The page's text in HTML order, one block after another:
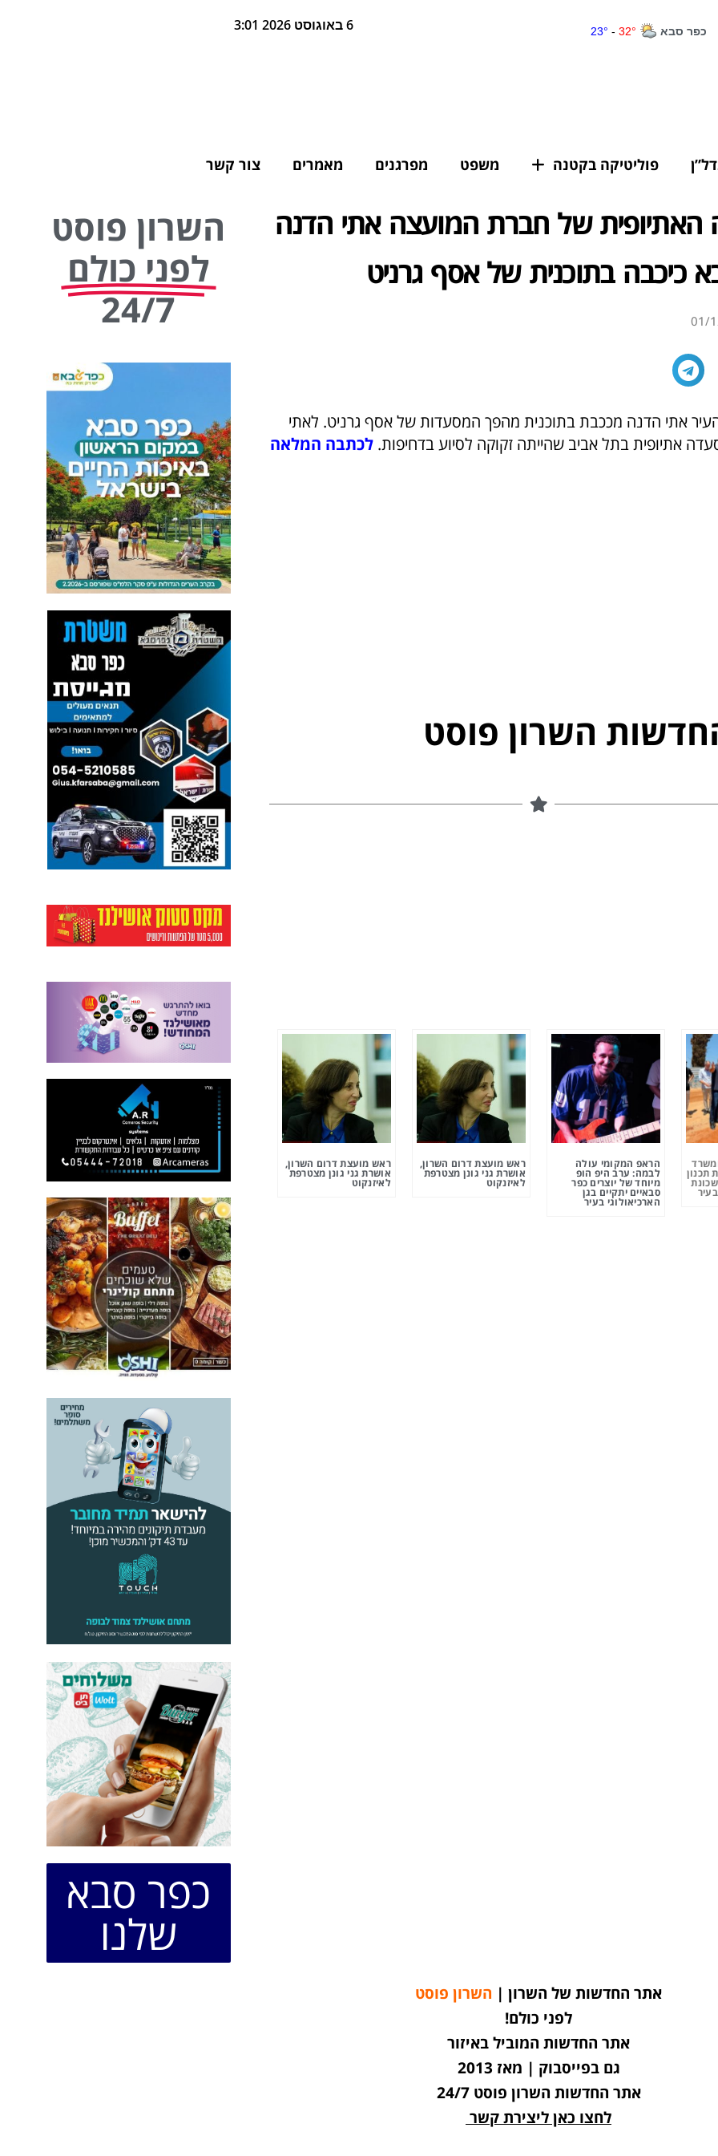
6 באוגוסט 2026 3:01
פוליטיקה בקטנה משפט מפרגנים מאמרים צור קשר
של חברת המועצה אתי הדנה
כיכבה בתוכנית של אסף גרניט
01/
אתי הדנה מככבת בתוכנית מהפך המסעדות של אסף גרניט. לאתי
אתיופית בתל אביב שהייתה זקוקה לסיוע בדחיפות. לכתבה המלאה
השרון פוסט ניכולם
תכנון
הראפ המקומי עולה
לבמה: ערב היפ הופ
מיוחד של יוצרים כפר
סבאיים יתקיים בגן
הארכיאולוגי בעיר
ראש מועצת דרום השרון,
אושרת גני גונן מצטרפת
לאיזנקוט
ראש מועצת דרום השרון,
אושרת גני גונן מצטרפת
לאיזנקוט
השרון פוסט
לפני כולם
24/7
כפר סבא
שלנו
אתר החדשות של השרון | השרון פוסט
לפני כולם!
אתר החדשות המוביל באיזור
גם בפייסבוק | מאז 2013
אתר החדשות השרון פוסט 24/7
לחצו כאן ליצירת קשר